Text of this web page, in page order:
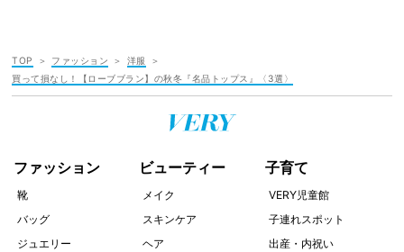
TOP ファッション
洋服
買って損なし！【ローブブラン】の秋冬『名品トップス』〈3選〉
ファッション
靴
バッグ
ジュエリー
ビューティー
メイク
スキンケア
ヘア
子育て
VERY児童館
子連れスポット
出産・内祝い